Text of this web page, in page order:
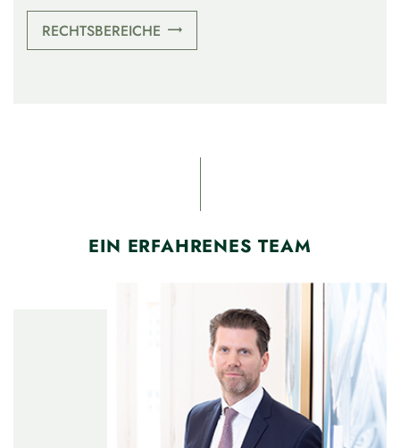
RECHTSBEREICHE
EIN ERFAHRENES TEAM